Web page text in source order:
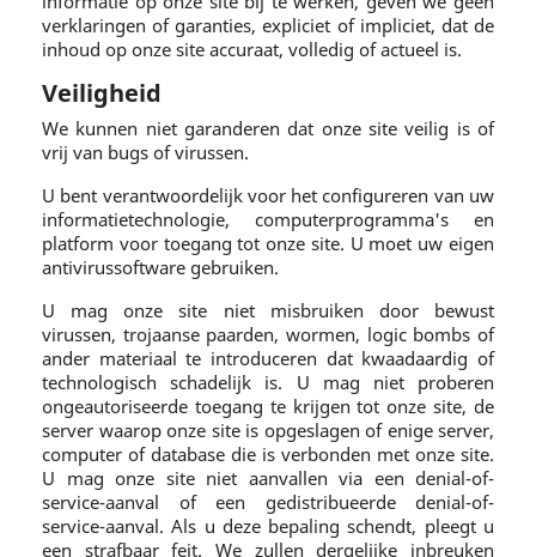
verklaringen of garanties, expliciet of impliciet, dat de
inhoud op onze site accuraat, volledig of actueel is.
Veiligheid
We kunnen niet garanderen dat onze site veilig is of
vrij van bugs of virussen.
U bent verantwoordelijk voor het configureren van uw
informatietechnologie, computerprogramma's en
platform voor toegang tot onze site. U moet uw eigen
antivirussoftware gebruiken.
U mag onze site niet misbruiken door bewust
virussen, trojaanse paarden, wormen, logic bombs of
ander materiaal te introduceren dat kwaadaardig of
technologisch schadelijk is. U mag niet proberen
ongeautoriseerde toegang te krijgen tot onze site, de
server waarop onze site is opgeslagen of enige server,
computer of database die is verbonden met onze site.
U mag onze site niet aanvallen via een denial-of-
service-aanval of een gedistribueerde denial-of-
service-aanval. Als u deze bepaling schendt, pleegt u
een strafbaar feit. We zullen dergelijke inbreuken